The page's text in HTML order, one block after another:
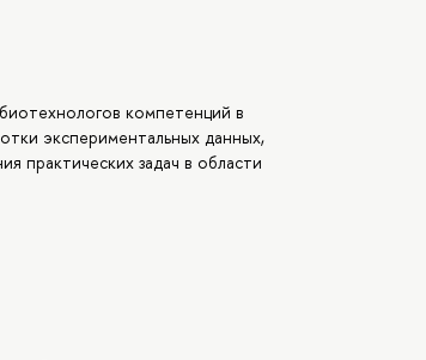
компетенций в
экспериментальных данных,
практических задач в области